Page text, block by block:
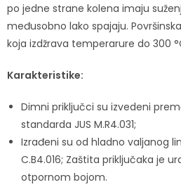
po jedne strane kolena imaju
međusobno lako spajaju.
koja izdžrava temperarure do 300
Karakteristike:
Dimni priključci su izvedeni
standarda JUS M.R4.031;
Izrađeni su od hladno valjanog
C.B4.016; Zaštita priključaka je
otpornom bojom.